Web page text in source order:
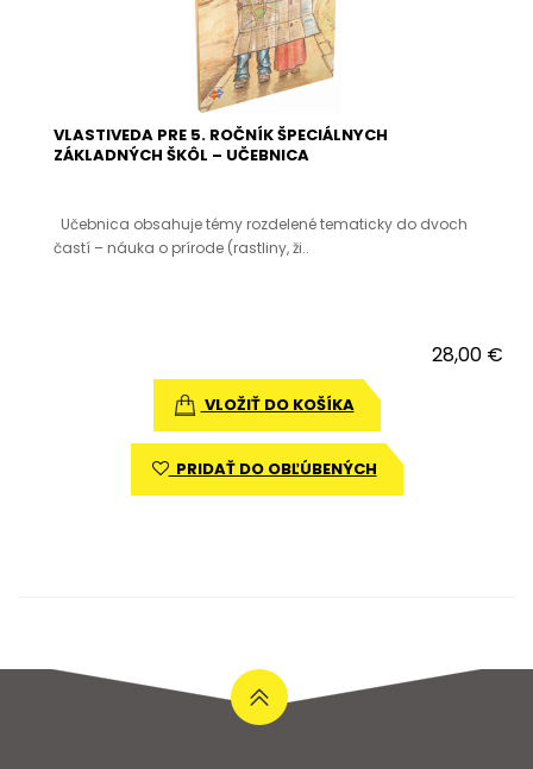
VLASTIVEDA PRE 5. ROČNÍK ŠPECIÁLNYCH
ZÁKLADNÝCH ŠKÔL – UČEBNICA
Učebnica obsahuje témy rozdelené tematicky do dvoch
častí – náuka o prírode (rastliny, ži..
28,00 €
VLOŽIŤ DO KOŠÍKA
PRIDAŤ DO OBĽÚBENÝCH